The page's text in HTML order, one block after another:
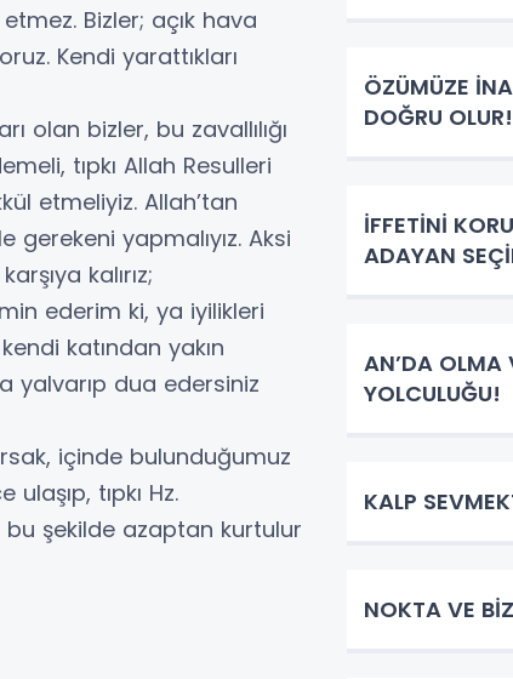
Bizler; açık hava
Kendi yarattıkları
olan bizler, bu zavallılığı
tıpkı Allah Resulleri
etmeliyiz. Allah’tan
gerekeni yapmalıyız. Aksi
kalırız;
ederim ki, ya iyilikleri
katından yakın
yalvarıp dua edersiniz
içinde bulunduğumuz
tıpkı Hz.
bu şekilde azaptan kurtulur
ÖZÜMÜZE
DOĞRU OLUR!
İFFETİNİ
ADAYAN
AN’DA
YOLCULUĞU!
KALP
NOKTA VE BİZ